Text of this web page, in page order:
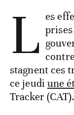
L es
stagnent ces
ce jeudi une
Tracker (CAT).